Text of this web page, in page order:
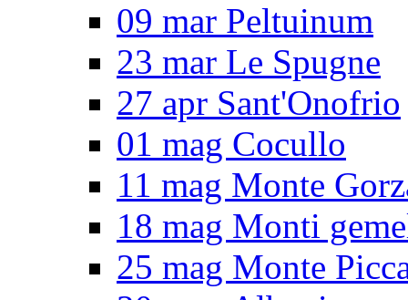
09 mar Peltuinum
23 mar Le Spugne
27 apr Sant'Onofrio
01 mag Cocullo
11 mag Monte
18 mag Monti
25 mag Monte